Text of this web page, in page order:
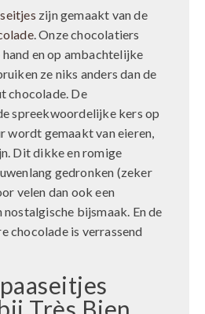
zijn gemaakt van de
. Onze chocolatiers
en op ambachtelijke
ze niks anders dan de
chocolade. De
spreekwoordelijke kers op
wordt gemaakt van eieren,
Dit dikke en romige
gedronken (zeker
velen dan ook een
nostalgische bijsmaak. En de
chocolade is verrassend
Très Bien